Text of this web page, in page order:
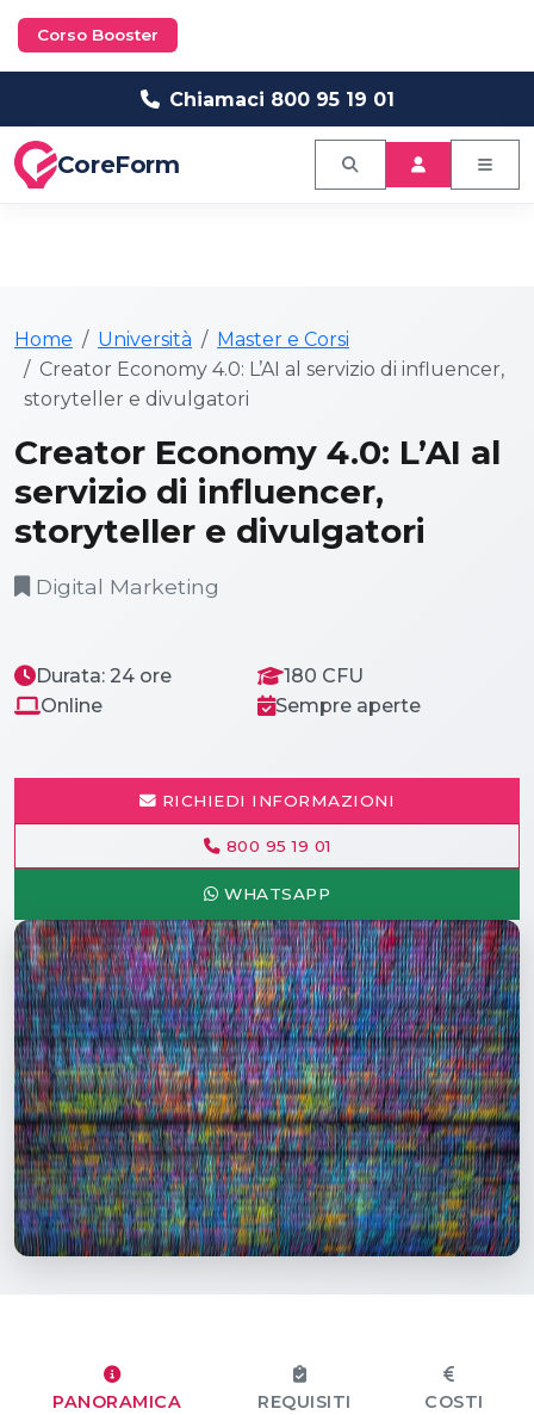
Chiamaci 800 95 19 01
CoreForm
Home Università
Master e Corsi
Creator Economy 4.0: L’AI al servizio di influencer,
storyteller e divulgatori
Corso Booster
Creator Economy 4.0: L’AI al
servizio di influencer,
storyteller e divulgatori
Digital Marketing
Durata: 24 ore
180 CFU
Online
Sempre aperte
RICHIEDI INFORMAZIONI
800 95 19 01
WHATSAPP
PANORAMICA REQUISITI COSTI